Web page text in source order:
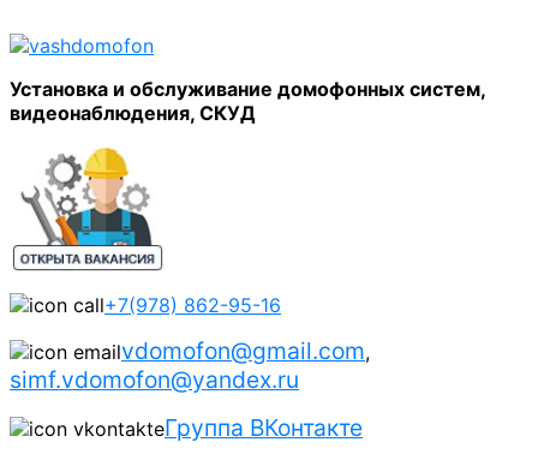
Установка и обслуживание домофонных систем,
видеонаблюдения, СКУД
+7(978) 862-95-16
vdomofon@gmail.com,
simf.vdomofon@yandex.ru
Группа ВКонтакте